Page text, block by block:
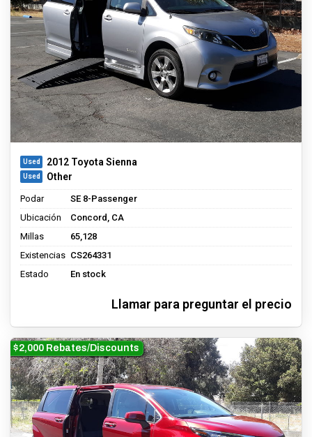
2012 Toyota Sienna
Other
Podar
SE 8-Passenger
Ubicación
Concord, CA
Millas
65,128
Existencias CS264331
Estado
En stock
Llamar para preguntar el precio
$2,000 Rebates/Discounts